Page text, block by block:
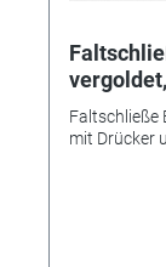
Faltschließe
mit Drücker